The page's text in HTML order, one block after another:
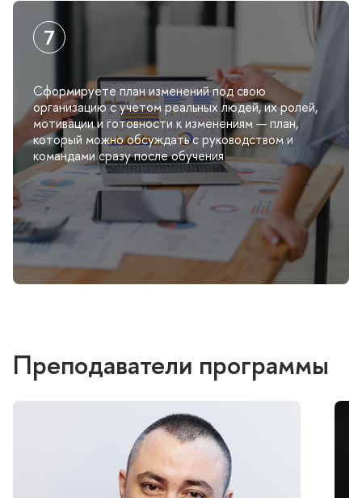
Сформируете план изменений под свою
организацию с учетом реальных людей, их ролей,
мотивации и готовности к изменениям — план,
который можно обсуждать с руководством и
командами сразу после обучения
Преподаватели программы